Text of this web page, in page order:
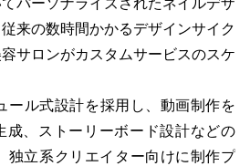
来の数時間かかるデザインサイク
サロンがカスタムサービスのスケ
ール式設計を採用し、動画制作を
成、ストーリーボード設計などの
独立系クリエイター向けに制作プ